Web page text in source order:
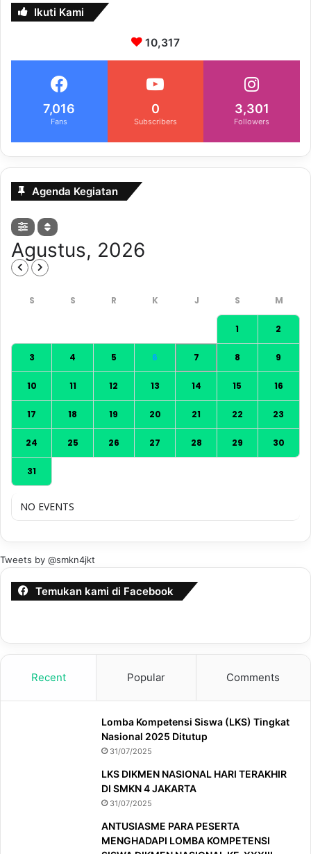
Ikuti Kami
10,317
7,016
Fans
0
Subscribers
3,301
Followers
Agenda Kegiatan
Agustus, 2026
1 2
3 4 5 6 7 8 9
10 11 12 13 14 15 16
17 18 19 20 21 22 23
24 25 26 27 28 29 30
31
NO EVENTS
Tweets by @smkn4jkt
Temukan kami di Facebook
Recent Popular Comments
Lomba Kompetensi Siswa (LKS) Tingkat
Nasional 2025 Ditutup
31/07/2025
LKS DIKMEN NASIONAL HARI TERAKHIR
DI SMKN 4 JAKARTA
31/07/2025
ANTUSIASME PARA PESERTA
MENGHADAPI LOMBA KOMPETENSI